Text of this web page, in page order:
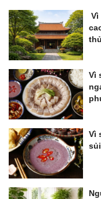
Vì
Vì
Vì